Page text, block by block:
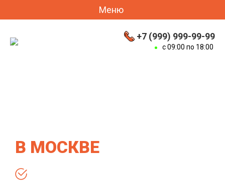
Меню
+7 (999) 999-99-99
с 09:00 по 18:00
В МОСКВЕ